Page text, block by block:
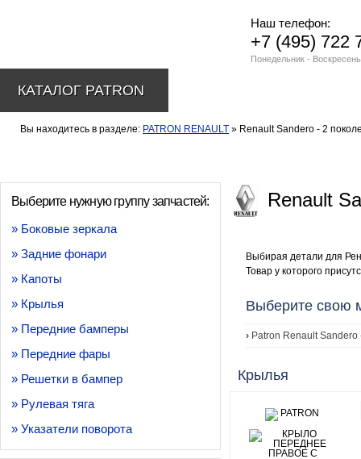
Вы находитесь в разделе: PATRON RENAULT » Renault Sandero - 2
Renault
Выбирая детали для
Товар у которого
Выберите свою
› Patron Renault
Крылья
Выберите нужную группу запчастей:
» Боковые зеркала
» Задние фонари
» Капоты
» Крылья
» Передние бамперы
» Передние фары
» Решетки в бампер
» Рулевая тяга
» Указатели поворота
Наш телефон:
+7 (495) 722
Понедельник -
КАТАЛОГ PATRON